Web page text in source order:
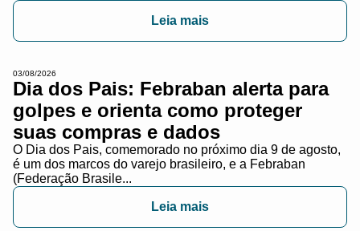
Leia mais
03/08/2026
Dia dos Pais: Febraban alerta para
golpes e orienta como proteger
suas compras e dados
O Dia dos Pais, comemorado no próximo dia 9 de agosto,
é um dos marcos do varejo brasileiro, e a Febraban
(Federação Brasile...
Leia mais